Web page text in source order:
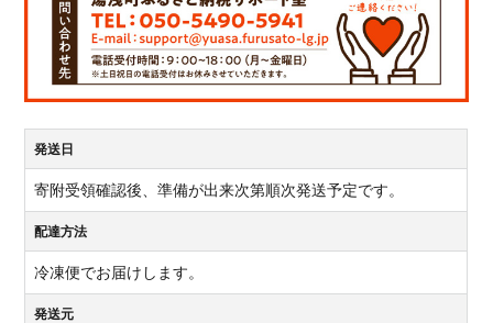
発送日
寄附受領確認後、準備が出来次第順次発送予定です。
配達方法
冷凍便でお届けします。
発送元